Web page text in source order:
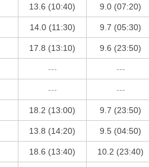
13.6 (10:40) 9.0 (07:20)
14.0 (11:30) 9.7 (05:30)
17.8 (13:10) 9.6 (23:50)
--- ---
--- ---
18.2 (13:00) 9.7 (23:50)
13.8 (14:20) 9.5 (04:50)
18.6 (13:40) 10.2 (23:40)